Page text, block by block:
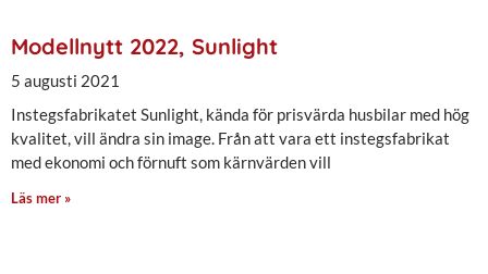
Modellnytt 2022, Sunlight
5 augusti 2021
Instegsfabrikatet Sunlight, kända för prisvärda husbilar med hög
kvalitet, vill ändra sin image. Från att vara ett instegsfabrikat
med ekonomi och förnuft som kärnvärden vill
Läs mer »